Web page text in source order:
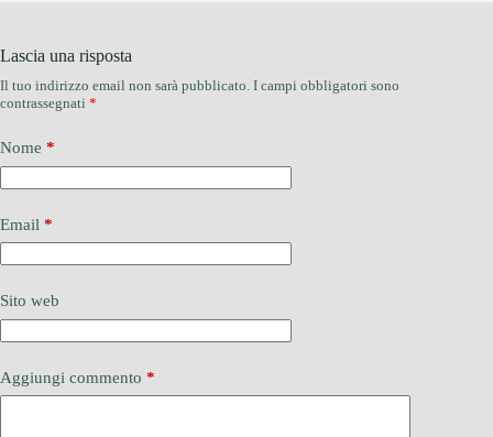
Lascia una risposta
Il tuo indirizzo email non sarà pubblicato. I campi obbligatori sono
contrassegnati *
Nome *
Email *
Sito web
Aggiungi commento *